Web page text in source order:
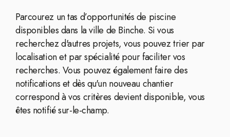
Parcourez un tas d’opportunités de piscine
disponibles dans la ville de Binche. Si vous
recherchez d'autres projets, vous pouvez trier par
localisation et par spécialité pour faciliter vos
recherches. Vous pouvez également faire des
notifications et dès qu'un nouveau chantier
correspond à vos critères devient disponible, vous
êtes notifié sur-le-champ.